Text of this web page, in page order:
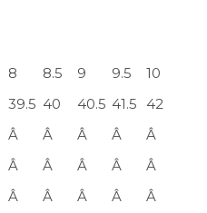
8 8.5 9 9.5
10
39.5 40 40.5 41.5
42
Â Â Â Â
Â
Â Â Â Â
Â
Â Â Â Â Â